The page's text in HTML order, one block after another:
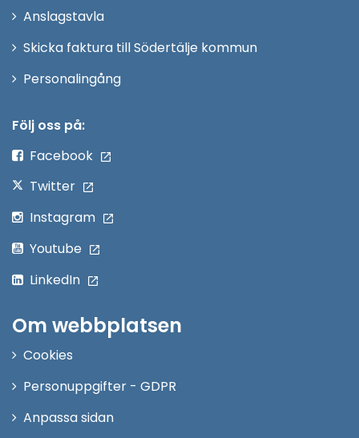
fönster
Anslagstavla
Skicka faktura till Södertälje kommun
PersonalingångÖppna
Följ oss på:
Facebook
Twitter
Instagram
Youtube
LinkedIn
Om webbplatsen
Cookies
Personuppgifter - GDPR
Anpassa sidan